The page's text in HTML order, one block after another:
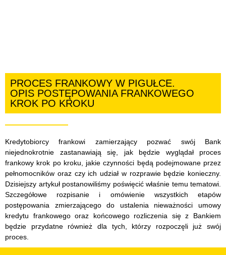
PROCES FRANKOWY W PIGUŁCE.
OPIS POSTĘPOWANIA FRANKOWEGO
KROK PO KROKU
Kredytobiorcy frankowi zamierzający pozwać swój Bank
niejednokrotnie zastanawiają się, jak będzie wyglądał proces
frankowy krok po kroku, jakie czynności będą podejmowane przez
pełnomocników oraz czy ich udział w rozprawie będzie konieczny.
Dzisiejszy artykuł postanowiliśmy poświęcić właśnie temu tematowi.
Szczegółowe rozpisanie i omówienie wszystkich etapów
postępowania zmierzającego do ustalenia nieważności umowy
kredytu frankowego oraz końcowego rozliczenia się z Bankiem
będzie przydatne również dla tych, którzy rozpoczęli już swój
proces.